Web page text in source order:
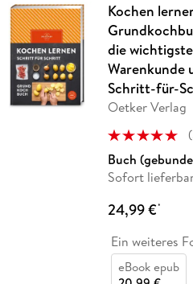
Kochen
die
Warenkunde
Schritt-für-
Oetker Verlag
(
Buch
Sofort
24,99 €*
Ein weiteres
eBook epub